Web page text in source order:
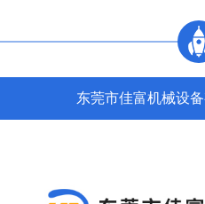
东莞市佳富机械设